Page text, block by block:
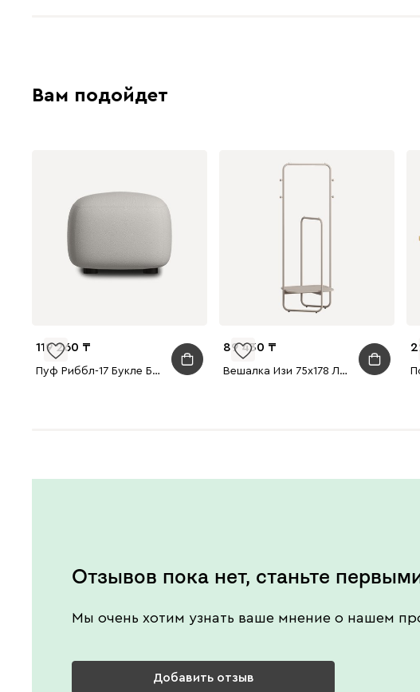
Вам подойдет
119 260
Пуф Риббл-17 Букле Бежевый
89 430
Вешалка Изи 75x178 Латте
Отзывов пока нет, станьте
Мы очень хотим узнать ваше мнение о нашем
Добавить отзыв